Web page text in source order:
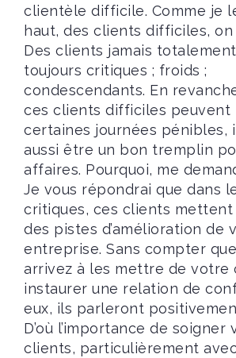
clientèle difficile. Comme je
haut, des clients difficiles, on
Des clients jamais
toujours critiques ; froids ;
condescendants. En
ces clients difficiles peuvent
certaines journées pénibles,
aussi être un bon tremplin
affaires. Pourquoi, me
Je vous répondrai que dans
critiques, ces clients mettent
des pistes d’amélioration de
entreprise. Sans compter
arrivez à les mettre de votre
instaurer une relation de
eux, ils parleront
D’où l’importance de soigner
clients, particulièrement